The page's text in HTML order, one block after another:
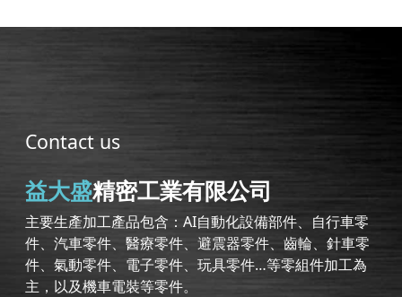
Contact us
益大盛精密工業有限公司
主要生產加工產品包含：AI自動化設備部件、自行車零
件、汽車零件、醫療零件、避震器零件、齒輪、針車零
件、氣動零件、電子零件、玩具零件…等零組件加工為
主，以及機車電裝等零件。